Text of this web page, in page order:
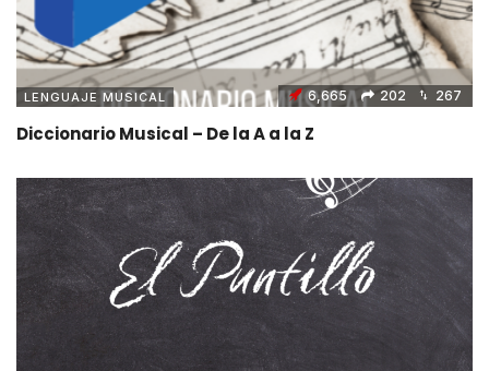
LENGUAJE MUSICAL 6,665 202 267
Diccionario Musical – De la A a la Z